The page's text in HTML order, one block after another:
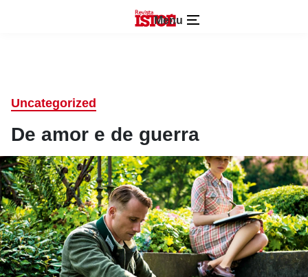
Menu
Uncategorized
De amor e de guerra